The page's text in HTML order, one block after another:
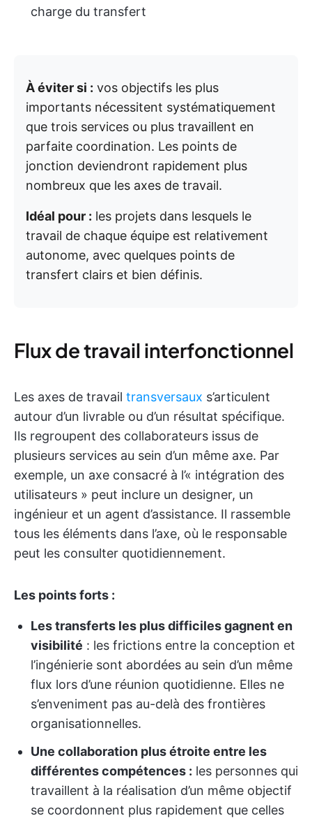
charge du transfert
À éviter si : vos objectifs les plus
importants nécessitent systématiquement
que trois services ou plus travaillent en
parfaite coordination. Les points de
jonction deviendront rapidement plus
nombreux que les axes de travail.
Idéal pour : les projets dans lesquels le
travail de chaque équipe est relativement
autonome, avec quelques points de
transfert clairs et bien définis.
Flux de travail interfonctionnel
Les axes de travail transversaux s’articulent
autour d’un livrable ou d’un résultat spécifique.
Ils regroupent des collaborateurs issus de
plusieurs services au sein d’un même axe. Par
exemple, un axe consacré à l’« intégration des
utilisateurs » peut inclure un designer, un
ingénieur et un agent d’assistance. Il rassemble
tous les éléments dans l’axe, où le responsable
peut les consulter quotidiennement.
Les points forts :
Les transferts les plus difficiles gagnent en
visibilité : les frictions entre la conception et
l’ingénierie sont abordées au sein d’un même
flux lors d’une réunion quotidienne. Elles ne
s’enveniment pas au-delà des frontières
organisationnelles.
Une collaboration plus étroite entre les
différentes compétences : les personnes qui
travaillent à la réalisation d’un même objectif
se coordonnent plus rapidement que celles